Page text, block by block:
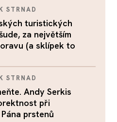
STRNAD
turistických
za největším
(a sklípek to
STRNAD
Andy Serkis
při
prstenů